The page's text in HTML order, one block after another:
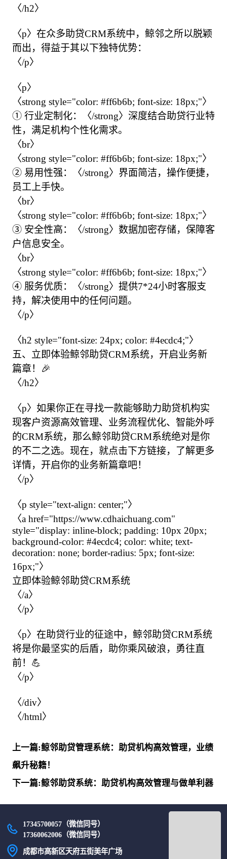
〈/h2〉
〈p〉在众多助贷CRM系统中，鲸邻之所以脱颖
而出，得益于其以下独特优势：
〈/p〉
〈p〉
〈strong style="color: #ff6b6b; font-size: 18px;"〉
① 行业定制化：〈/strong〉深度结合助贷行业特
性，满足机构个性化需求。
〈br〉
〈strong style="color: #ff6b6b; font-size: 18px;"〉
② 易用性强：〈/strong〉界面简洁，操作便捷，
员工上手快。
〈br〉
〈strong style="color: #ff6b6b; font-size: 18px;"〉
③ 安全性高：〈/strong〉数据加密存储，保障客
户信息安全。
〈br〉
〈strong style="color: #ff6b6b; font-size: 18px;"〉
④ 服务优质：〈/strong〉提供7*24小时客服支
持，解决使用中的任何问题。
〈/p〉
〈h2 style="font-size: 24px; color: #4ecdc4;"〉
五、立即体验鲸邻助贷CRM系统，开启业务新
篇章！🎉
〈/h2〉
〈p〉如果你正在寻找一款能够助力助贷机构实
现客户资源高效管理、业务流程优化、智能外呼
的CRM系统，那么鲸邻助贷CRM系统绝对是你
的不二之选。现在，就点击下方链接，了解更多
详情，开启你的业务新篇章吧！
〈/p〉
〈p style="text-align: center;"〉
〈a href="https://www.cdhaichuang.com"
style="display: inline-block; padding: 10px 20px;
background-color: #4ecdc4; color: white; text-
decoration: none; border-radius: 5px; font-size:
16px;"〉
立即体验鲸邻助贷CRM系统
〈/a〉
〈/p〉
〈p〉在助贷行业的征途中，鲸邻助贷CRM系统
将是你最坚实的后盾，助你乘风破浪，勇往直
前！💪
〈/p〉
〈/div〉
〈/html〉
上一篇:鲸邻助贷管理系统：助贷机构高效管理，业绩
飙升秘籍！
下一篇:鲸邻助贷系统：助贷机构高效管理与做单利器
17345700057（微信同号）
17360062006（微信同号）
成都市高新区天府五街美年广场